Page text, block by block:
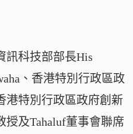
訊科技部部長His
、香港特別行政區政
港特別行政區政府創新
及Tahaluf董事會聯席